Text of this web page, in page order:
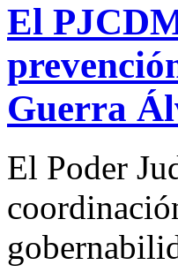
El
Guerra
El Poder